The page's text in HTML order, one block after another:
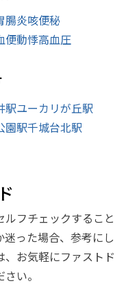
腸炎咳便秘
便動悸高血圧
駅ユーカリが丘駅
園駅千城台北駅
フチェックすること
った場合、参考にし
お気軽にファストド
い。